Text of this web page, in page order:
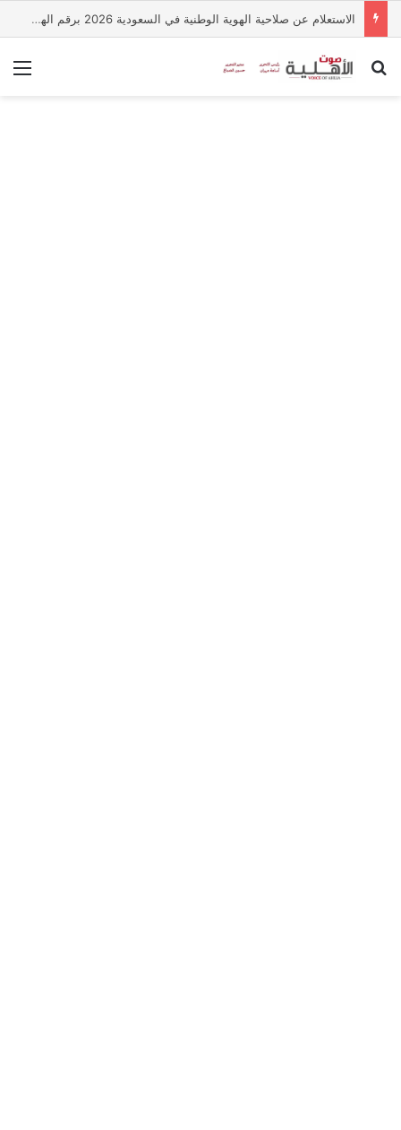
الاستعلام عن صلاحية الهوية الوطنية في السعودية 2026 برقم الهوية.. الخطوات عبر أبشر
بحث عن